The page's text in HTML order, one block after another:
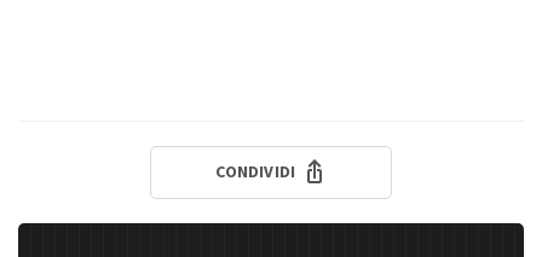
CONDIVIDI